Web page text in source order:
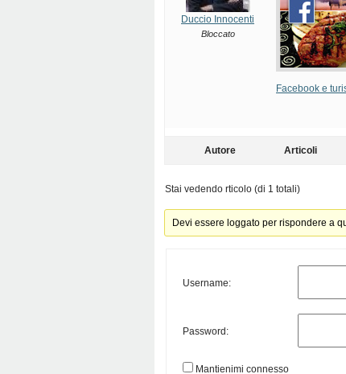
Duccio Innocenti
Bloccato
Facebook e
Autore Articoli
Stai vedendo rticolo (di 1 totali)
Devi essere loggato per rispondere a
Username:
Password:
Mantienimi connesso